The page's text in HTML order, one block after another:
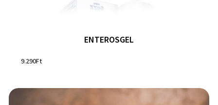
ENTEROSGEL
9.290Ft